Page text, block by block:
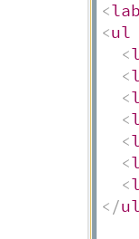
<
<ul
<
<
<
<
<
<
<
</ul